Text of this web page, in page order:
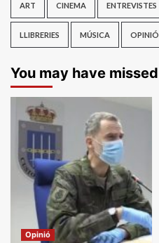
ART CINEMA ENTREVISTES
LLIBRERIES MÚSICA OPINIÓ
You may have missed
Opinió